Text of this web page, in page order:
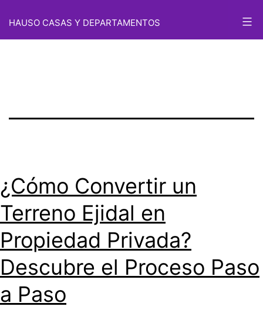
HAUSO CASAS Y DEPARTAMENTOS
Etiqueta:
¿Cómo Convertir un
Terreno Ejidal en
Propiedad Privada?
Descubre el Proceso Paso
a Paso